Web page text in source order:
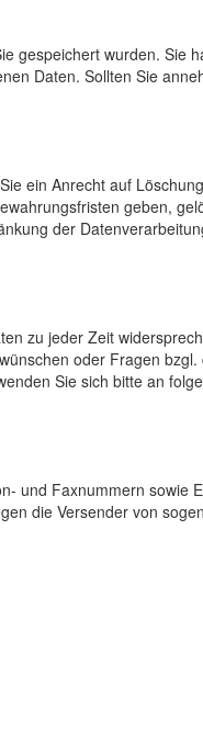
gespeichert wurden. Sie
Daten. Sollten Sie
ein Anrecht auf
geben,
der
zu jeder Zeit
oder Fragen bzgl.
Sie sich bitte an
und Faxnummern sowie
die Versender von